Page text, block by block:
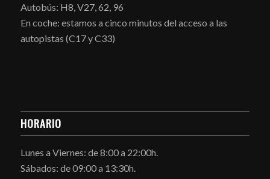
Autobús: H8, V27, 62, 96
En coche: estamos a cinco minutos del acceso a las
autopistas (C17 y C33)
HORARIO
Lunes a Viernes: de 8:00 a 22:00h.
Sábados: de 09:00 a 13:30h.